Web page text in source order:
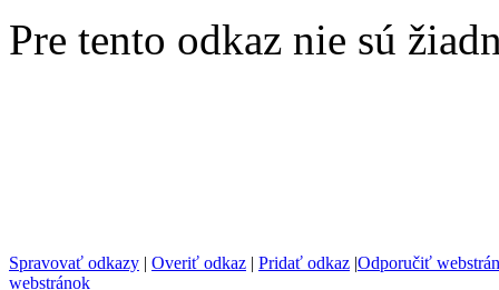
Pre tento odkaz nie sú
Spravovať odkazy | Overiť odkaz | Pridať odkaz |Odporučiť
webstránok